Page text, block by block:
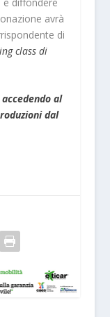
avrà
di
class di
al
dal